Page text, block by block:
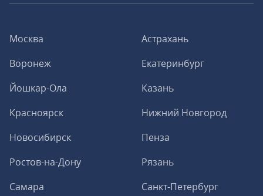
Москва
Астрахань
Воронеж
Екатеринбург
Йошкар-Ола
Казань
Красноярск
Нижний Новгород
Новосибирск
Пенза
Ростов-на-Дону
Рязань
Самара
Санкт-Петербург